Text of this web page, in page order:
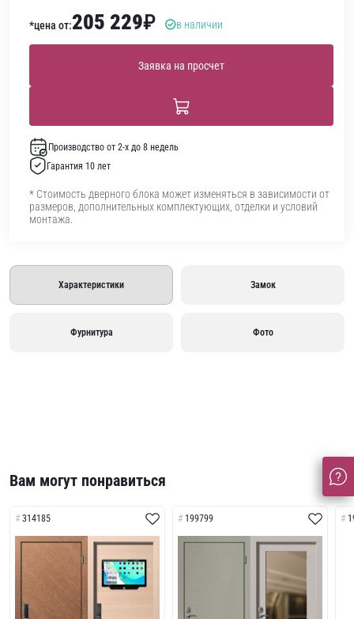
*цена от:205 229₽ в наличии
Заявка на просчет
Производство от 2-х до 8 недель
Гарантия 10 лет
* Стоимость дверного блока может изменяться в зависимости от
размеров, дополнительных комплектующих, отделки и условий
монтажа.
Характеристики Замок
Фурнитура Фото
Вам могут понравиться
314185 199799